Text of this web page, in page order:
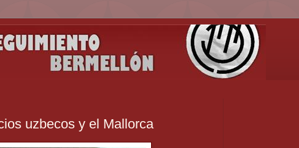
uzbecos y el Mallorca